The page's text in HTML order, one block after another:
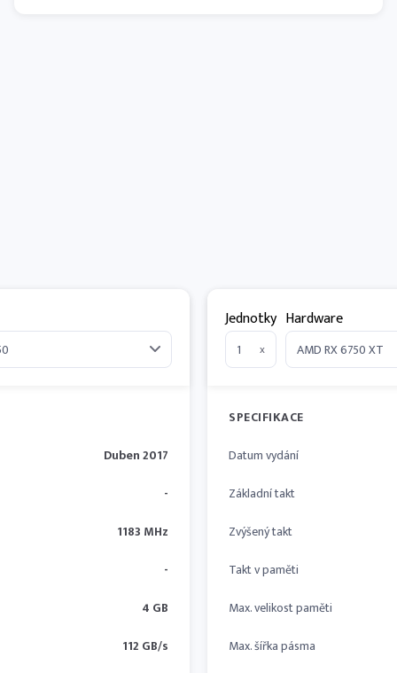
Duben 2017
-
1183 MHz
-
4 GB
112 GB/s
Jednotky
x
Hardware
SPECIFIKACE
Datum vydání
Základní takt
Zvýšený takt
Takt v paměti
Max. velikost paměti
Max. šířka pásma